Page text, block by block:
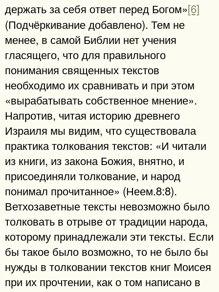
держать за себя ответ перед Богом»[6]
(Подчёркивание добавлено). Тем не
менее, в самой Библии нет учения
гласящего, что для правильного
понимания священных текстов
необходимо их сравнивать и при этом
«вырабатывать собственное мнение».
Напротив, читая историю древнего
Израиля мы видим, что существовала
практика толкования текстов: «И читали
из книги, из закона Божия, внятно, и
присоединяли толкование, и народ
понимал прочитанное» (Неем.8:8).
Ветхозаветные тексты невозможно было
толковать в отрыве от традиции народа,
которому принадлежали эти тексты. Если
бы такое было возможно, то не было бы
нужды в толковании текстов книг Моисея
при их прочтении, как о том написано в